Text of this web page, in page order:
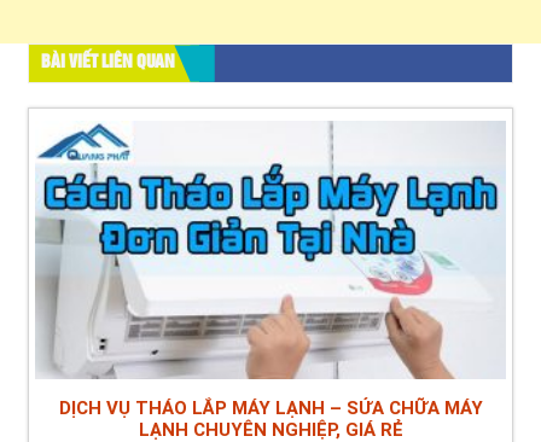
BÀI VIẾT LIÊN QUAN
DỊCH VỤ THÁO LẮP MÁY LẠNH – SỬA CHỮA MÁY
LẠNH CHUYÊN NGHIỆP, GIÁ RẺ